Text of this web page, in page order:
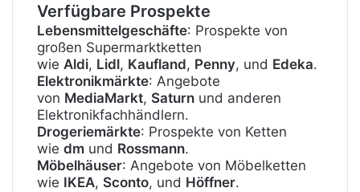
Verfügbare Prospekte
Lebensmittelgeschäfte: Prospekte von
großen Supermarktketten
wie Aldi, Lidl, Kaufland, Penny, und Edeka.
Elektronikmärkte: Angebote
von MediaMarkt, Saturn und anderen
Elektronikfachhändlern.
Drogeriemärkte: Prospekte von Ketten
wie dm und Rossmann.
Möbelhäuser: Angebote von Möbelketten
wie IKEA, Sconto, und Höffner.